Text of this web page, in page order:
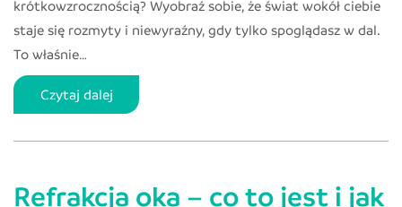
krótkowzrocznością? Wyobraź sobie, że świat wokół ciebie
staje się rozmyty i niewyraźny, gdy tylko spoglądasz w dal.
To właśnie…
Czytaj dalejKrótkowzroczność
(miopia)
–
to
Refrakcja oka – co to jest i jak